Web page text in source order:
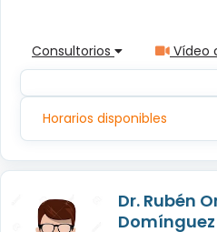
Consultorios Vídeo
Horarios disponibles
Dr. Rubén
Domínguez